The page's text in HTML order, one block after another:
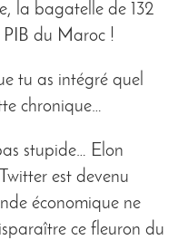
la bagatelle de 132
PIB du Maroc !
tu as intégré quel
chronique…
stupide… Elon
est devenu
économique ne
ce fleuron du